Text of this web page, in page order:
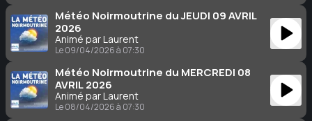
Météo Noirmoutrine du JEUDI 09 AVRIL
2026
Animé par Laurent
Le 09/04/2026 à 07:30
Météo Noirmoutrine du MERCREDI 08
AVRIL 2026
Animé par Laurent
Le 08/04/2026 à 07:30